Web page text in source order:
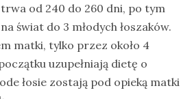
trwa od 240 do 260 dni, po tym
świat do 3 młodych łoszaków.
matki, tylko przez około 4
uzupełniają dietę o
łosie zostają pod opieką matki